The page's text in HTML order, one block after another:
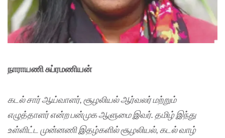
நாராயணி சுப்ரமணியன்
கடல் சார் ஆய்வாளர், சூழலியல் ஆர்வலர் மற்றும்
எழுத்தாளர் என்ற பன்முக ஆளுமை இவர். தமிழ் இந்து
உள்ளிட்ட முன்னணி இதழ்களில் சூழலியல், கடல் வாழ்